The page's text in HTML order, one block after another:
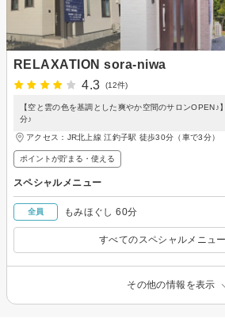
RELAXATION sora-niwa
4.3
(12件)
【空と雲の色を基調とした爽やか空間のサロンOPEN♪
分♪
アクセス：JR北上線 江釣子駅 徒歩30分（車で3分）
ポイントが貯まる・使える
スペシャルメニュー
全員 もみほぐし 60分
すべてのスペシャルメニュ
その他の情報を表示